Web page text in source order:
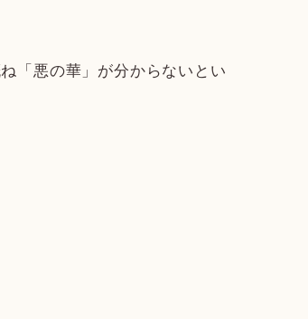
「悪の華」が分からないとい